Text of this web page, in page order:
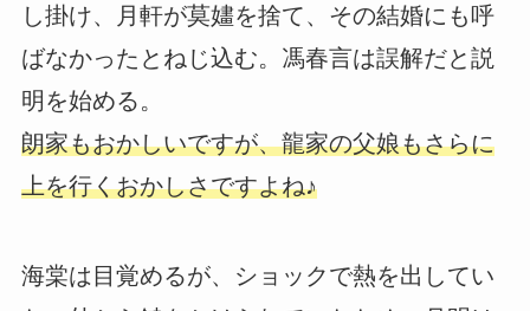
し掛け、月軒が莫嫿を捨て、その結婚にも呼
ばなかったとねじ込む。馮春言は誤解だと説
明を始める。
朗家もおかしいですが、龍家の父娘もさらに
上を行くおかしさですよね♪
海棠は目覚めるが、ショックで熱を出してい